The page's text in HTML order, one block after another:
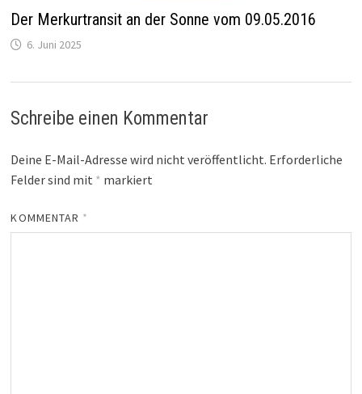
Der Merkurtransit an der Sonne vom 09.05.2016
6. Juni 2025
Schreibe einen Kommentar
Deine E-Mail-Adresse wird nicht veröffentlicht. Erforderliche
Felder sind mit * markiert
KOMMENTAR *